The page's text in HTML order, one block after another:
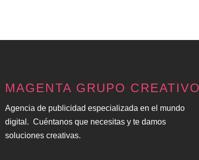
MAGENTA GRUPO CREATIVO
Agencia de publicidad especializada en el mundo
digital. Cuéntanos que necesitas y te damos
soluciones creativas.